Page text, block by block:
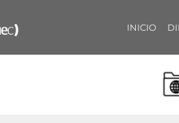
INICIO